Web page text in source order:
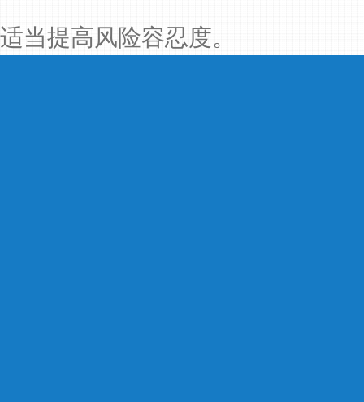
适当提高风险容忍度。